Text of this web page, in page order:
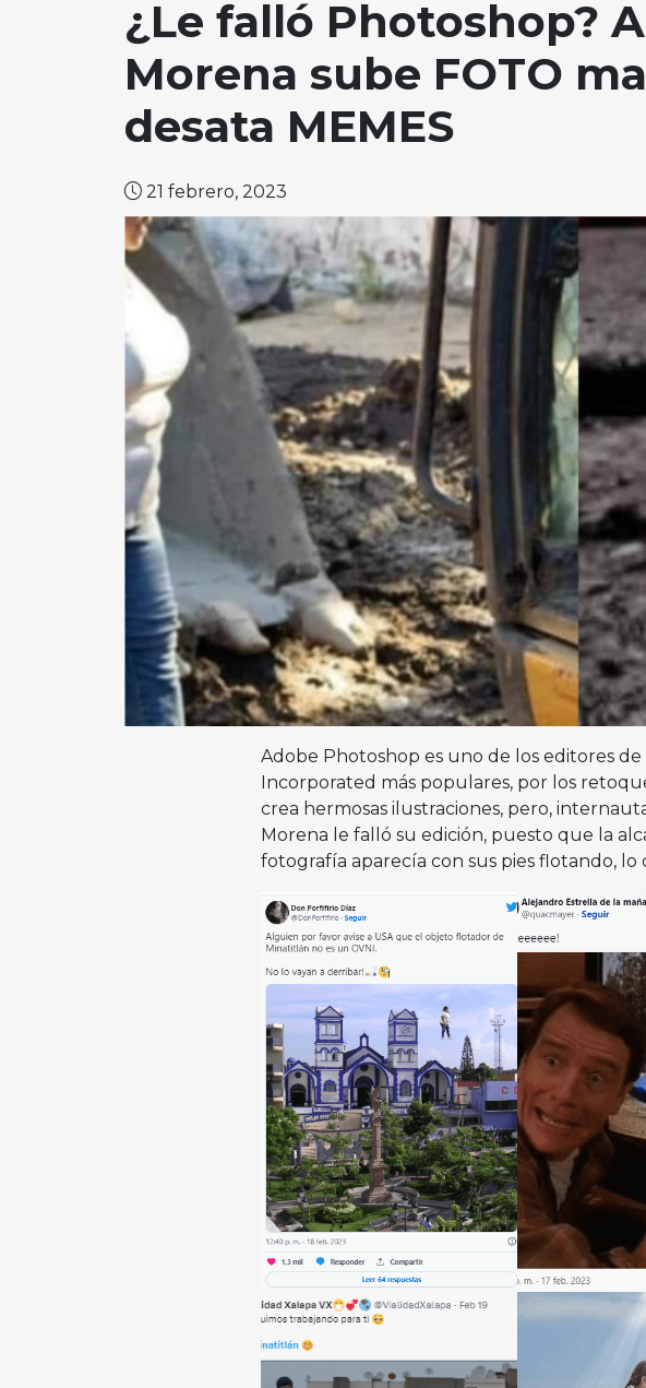
¿Le falló Photoshop?
Morena sube FOTO
desata MEMES
21 febrero, 2023
Adobe Photoshop es uno de los editores
Incorporated más populares, por los
crea hermosas ilustraciones, pero,
Morena le falló su edición, puesto que la
fotografía aparecía con sus pies flotando,